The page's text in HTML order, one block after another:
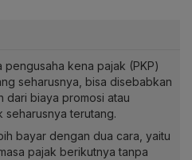
kena pajak (PKP)
seharusnya, bisa disebabkan
dari biaya promosi atau
seharusnya terutang.
bayar dengan dua cara, yaitu
pajak berikutnya tanpa